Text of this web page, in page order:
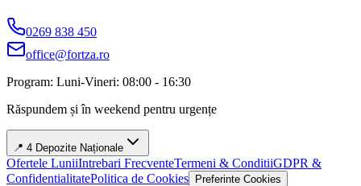
0269 838 450
office@fortza.ro
Program: Luni-Vineri: 08:00 - 16:30
Răspundem și în weekend pentru urgențe
📍 4 Depozite Naționale
Ofertele LuniiIntrebari FrecventeTermeni & ConditiiGDPR &
ConfidentialitatePolitica de Cookies Preferinte Cookies